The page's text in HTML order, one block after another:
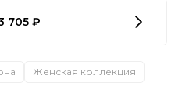
705 ₽
Женская коллекция